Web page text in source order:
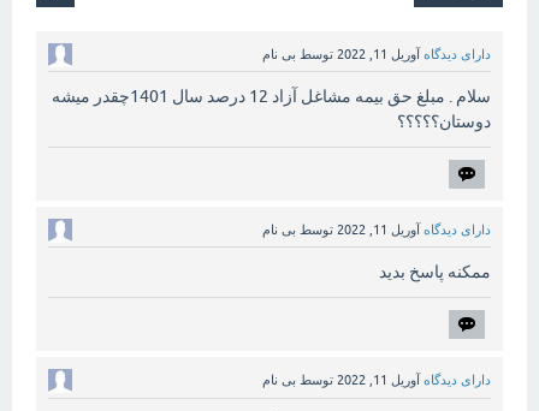
دارای دیدگاه آوریل 11, 2022 توسط بی نام
سلام . مبلغ حق بیمه مشاغل آزاد 12 درصد سال 1401چقدر میشه
دوستان؟؟؟؟؟
دارای دیدگاه آوریل 11, 2022 توسط بی نام
ممکنه پاسخ بدید
دارای دیدگاه آوریل 11, 2022 توسط بی نام